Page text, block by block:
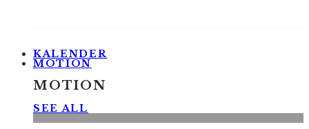
KALENDER
MOTION
MOTION
SEE ALL